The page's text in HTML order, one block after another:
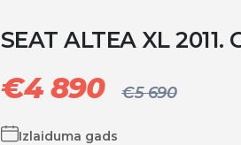
SEAT ALTEA XL 2011.
€4 890 €5 690
Izlaiduma gads